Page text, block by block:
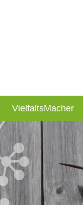
VielfaltsMacher